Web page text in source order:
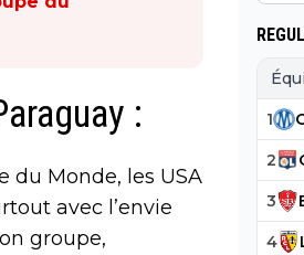
:
du Monde, les USA
avec l’envie
groupe,
1
2
3
4